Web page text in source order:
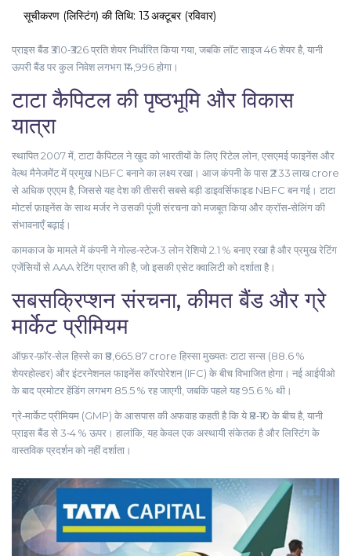
सूचीकरण (लिस्टिंग) की तिथि: 13 अक्टूबर (रविवार)
प्राइस बैंड ₹310‑₹326 प्रति शेयर निर्धारित किया गया, जबकि लॉट साइज 46 शेयर है, यानी
ऊपरी बैंड पर कुल निवेश लगभग ₹14,996 होगा।
टाटा कैपिटल की पृष्ठभूमि और विकास
यात्रा
स्थापित 2007 में, टाटा कैपिटलने खुद को भारतीयों के लिए रिटेल लोन, एसएमई फाइनेंस और
वेल्थ मैनेजमेंट में प्रमुख NBFC बनाने का लक्ष्य रखा। आज कंपनी के पास ₹2.33 लाख crore
से अधिक एएएम है, जिससे यह देश की तीसरी सबसे बड़ी डाइवर्सिफाइड NBFC बन गई। टाटा
मोटर्स फ़ाइनेंस के साथ मर्जर ने उसकी पूंजी संरचना को मजबूत किया और क्रॉस‑सेलिंग की
संभावनाएँ बढ़ाई।
कामकाज के मामले में कंपनी ने गोल्ड‑स्टेज‑3 लोन रेशियो 2.1 % बनाए रखा है और प्रमुख रेटिंग
एजेंसियों से AAA रेटिंग प्राप्त की है, जो इसकी एसेट क्वालिटी को दर्शाता है।
सबसक्रिप्शन संरचना, कीमत बैंड और ग्रे
मार्केट प्रीमियम
ऑफ़र‑फ़ॉर‑सेल हिस्से का ₹8,665.87 crore हिस्सा मुख्यतः टाटा सन्स (88.6 %
शेयरहोल्डर) औरइंटरनेशनल फाइनेंस कॉरपोरेशन (IFC) के बीच विभाजित होगा। नई आईपीओ
के बाद प्रमोटर हेंडिंग लगभग 85.5 % रह जाएगी, जबकि पहले यह 95.6 % थी।
ग्रे‑मार्केट प्रीमियम (GMP) के आसपास की अफवाह कहती है कि ये ₹8‑₹10 के बीच है, यानी
प्राइस बैंड से 3‑4 % ऊपर। हालांकि, यह केवल एक अस्थायी संकेतक है और लिस्टिंग के
वास्तविक प्रदर्शन को नहीं दर्शाता।